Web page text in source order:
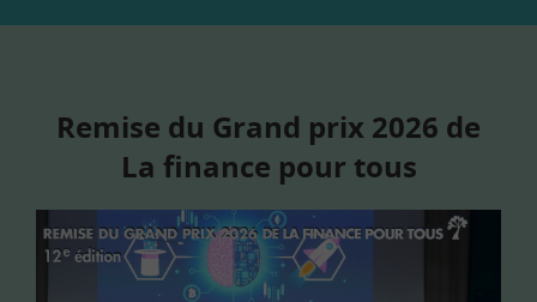
Remise du Grand prix 2026 de
La finance pour tous